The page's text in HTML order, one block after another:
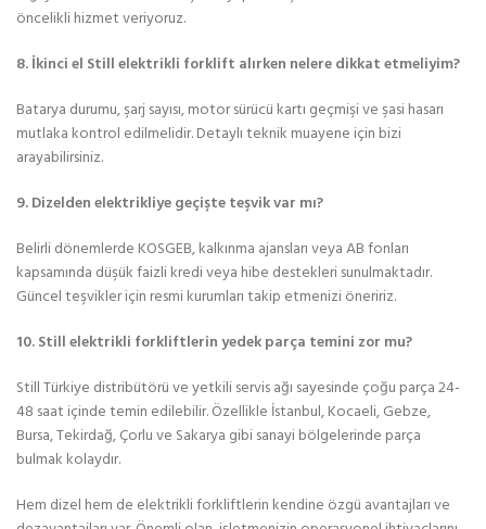
öncelikli hizmet veriyoruz.
8. İkinci el Still elektrikli forklift alırken nelere dikkat etmeliyim?
Batarya durumu, şarj sayısı, motor sürücü kartı geçmişi ve şasi hasarı
mutlaka kontrol edilmelidir. Detaylı teknik muayene için bizi
arayabilirsiniz.
9. Dizelden elektrikliye geçişte teşvik var mı?
Belirli dönemlerde KOSGEB, kalkınma ajansları veya AB fonları
kapsamında düşük faizli kredi veya hibe destekleri sunulmaktadır.
Güncel teşvikler için resmi kurumları takip etmenizi öneririz.
10. Still elektrikli forkliftlerin yedek parça temini zor mu?
Still Türkiye distribütörü ve yetkili servis ağı sayesinde çoğu parça 24-
48 saat içinde temin edilebilir. Özellikle İstanbul, Kocaeli, Gebze,
Bursa, Tekirdağ, Çorlu ve Sakarya gibi sanayi bölgelerinde parça
bulmak kolaydır.
Hem dizel hem de elektrikli forkliftlerin kendine özgü avantajları ve